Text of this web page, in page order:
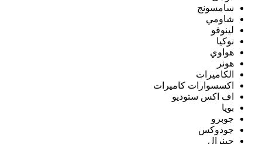
سامسونج
شاومي
لينوفو
نوكيا
هواوي
هونر
الكاميرات
اكسسوارات كاميرات
اف اكس ستوديو
بويا
جوبرو
جودوكس
جينرال